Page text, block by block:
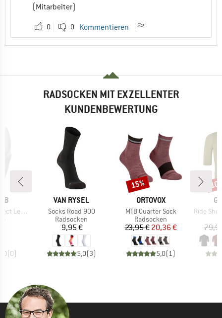
(Mitarbeiter)
0 0 Kommentieren
RADSOCKEN MIT EXZELLENTER
KUNDENBEWERTUNG
Sleeves
(0)
MARKE
VAN RYSEL
Artikel
Socks Road 900
Produktgruppe
Radsocken
Preis
9,95 €
5,0(3)
MARKE
ORTOVOX
Artikel
MTB Quarter Sock
Produktgruppe
Radsocken
Preis
23,95 € reduzierter Preis
20,36 €
5,0( 1)
Rabatt
15%
Artikel
Ride